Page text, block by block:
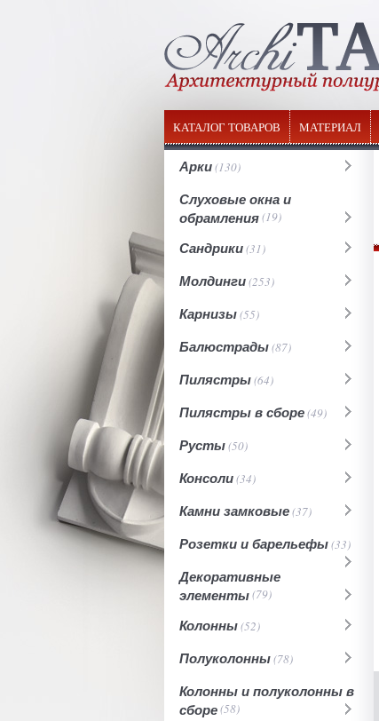
КАТАЛОГ ТОВАРОВ МАТЕРИАЛ
Арки(130)
Слуховые окна и
обрамления(19)
Сандрики(31)
Молдинги(253)
Карнизы(55)
Балюстрады(87)
Пилястры(64)
Пилястры в сборе(49)
Русты(50)
Консоли(34)
Камни замковые(37)
Розетки и барельефы(33)
Декоративные
элементы(79)
Колонны(52)
Полуколонны(78)
Колонны и полуколонны в
сборе(58)